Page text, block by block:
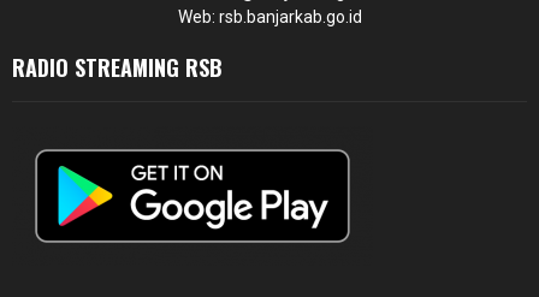
Web: rsb.banjarkab.go.id
RADIO STREAMING RSB